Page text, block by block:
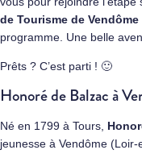
de Tourisme de Vendôme
programme. Une belle
Prêts ? C’est parti ! 🙂
Honoré de Balzac à
Né en 1799 à Tours,
jeunesse à Vendôme